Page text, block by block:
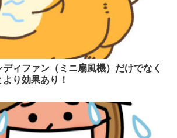
ィファン（ミニ扇風機）だけでなく
り効果あり！